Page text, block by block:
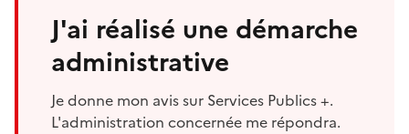
J'ai réalisé une démarche
administrative
Je donne mon avis sur Services Publics +.
L'administration concernée me répondra.